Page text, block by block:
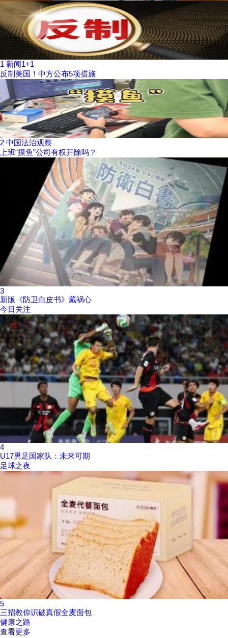
1 新闻1+1
反制美国！中方公布5项措施
2 中国法治观察
上班“摸鱼”公司有权开除吗？
3
新版《防卫白皮书》藏祸心
今日关注
4
U17男足国家队：未来可期
足球之夜
5
三招教你识破真假全麦面包
健康之路
查看更多